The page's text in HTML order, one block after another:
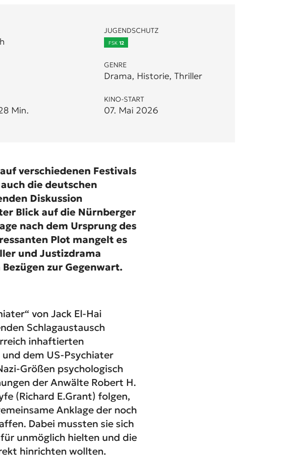
Min.
JUGENDSCHUTZ
FSK 12
GENRE
Drama, Historie, Thriller
KINO-START
07. Mai 2026
verschiedenen Festivals
die deutschen
Diskussion
Blick auf die Nürnberger
nach dem Ursprung des
Plot mangelt es
und Justizdrama
zur Gegenwart.
von Jack El-Hai
Schlagaustausch
inhaftierten
und dem US-Psychiater
Größen psychologisch
der Anwälte Robert H.
(Richard E.Grant) folgen,
Anklage der noch
Dabei mussten sie sich
unmöglich hielten und die
hinrichten wollten.